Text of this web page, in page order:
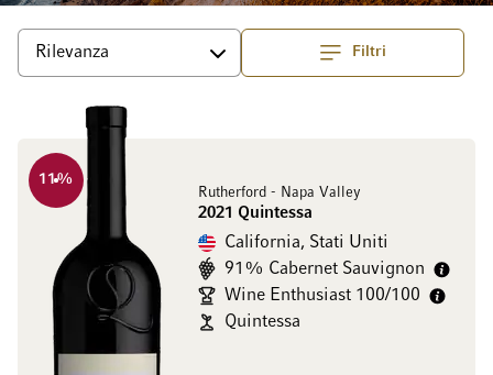
Filtri
Ordina perSuperiore
Rutherford - Napa Valley
2021 Quintessa
11%
California, Stati Uniti
91% Cabernet Sauvignon
Wine Enthusiast 100/100
Quintessa